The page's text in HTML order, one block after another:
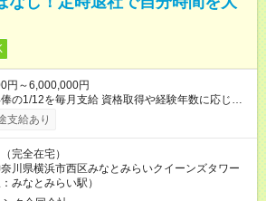
円～6,000,000円
の1/12を毎月支給 資格取得や経験年数に応じ
がっていきます。 自分の頑張りが給与に反映され
試用期間】試用期間なし
支給あり
完全在宅）
川県横浜市西区みなとみらいクイーンズタワー
みなとみらい駅）